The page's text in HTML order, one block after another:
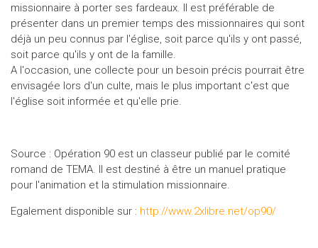
missionnaire à porter ses fardeaux. Il est préférable de
présenter dans un premier temps des missionnaires qui sont
déjà un peu connus par l'église, soit parce qu'ils y ont passé,
soit parce qu'ils y ont de la famille.
A l'occasion, une collecte pour un besoin précis pourrait être
envisagée lors d'un culte, mais le plus important c'est que
l'église soit informée et qu'elle prie.
Source : Opération 90 est un classeur publié par le comité
romand de TEMA. Il est destiné à être un manuel pratique
pour l'animation et la stimulation missionnaire.
Egalement disponible sur : http://www.2xlibre.net/op90/